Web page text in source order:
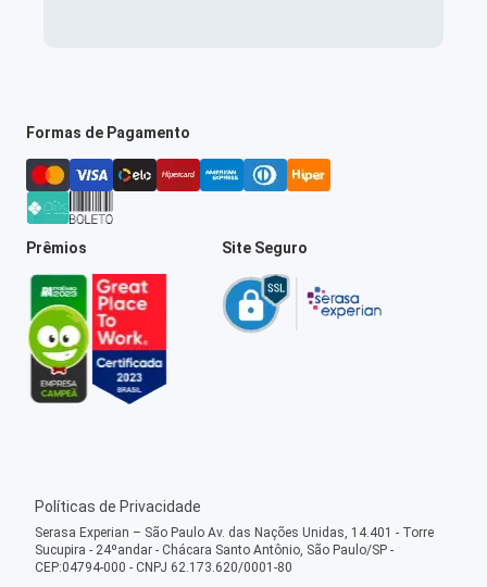
Formas de Pagamento
Prêmios Site Seguro
Políticas de Privacidade
Serasa Experian – São Paulo Av. das Nações Unidas, 14.401 - Torre
Sucupira - 24ºandar - Chácara Santo Antônio, São Paulo/SP -
CEP:04794-000 - CNPJ 62.173.620/0001-80